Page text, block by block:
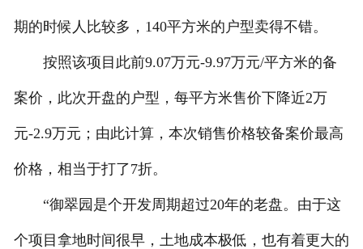
期的时候人比较多，140平方米的户型卖得不错。
按照该项目此前9.07万元-9.97万元/平方米的备
案价，此次开盘的户型，每平方米售价下降近2万
元-2.9万元；由此计算，本次销售价格较备案价最高
价格，相当于打了7折。
“御翠园是个开发周期超过20年的老盘。由于这
个项目拿地时间很早，土地成本极低，也有着更大的